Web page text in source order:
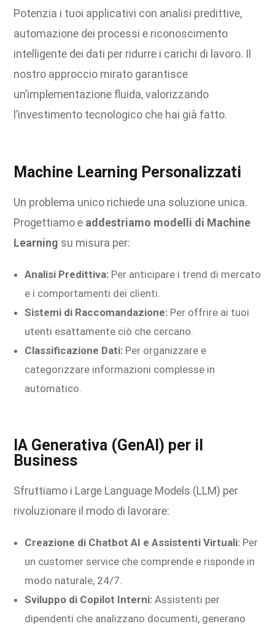
Potenzia i tuoi applicativi con analisi predittive,
automazione dei processi e riconoscimento
intelligente dei dati per ridurre i carichi di lavoro. Il
nostro approccio mirato garantisce
un’implementazione fluida, valorizzando
l’investimento tecnologico che hai già fatto.
Machine Learning Personalizzati
Un problema unico richiede una soluzione unica.
Progettiamo e addestriamo modelli di Machine
Learning su misura per:
Analisi Predittiva: Per anticipare i trend di mercato
e i comportamenti dei clienti.
Sistemi di Raccomandazione: Per offrire ai tuoi
utenti esattamente ciò che cercano.
Classificazione Dati: Per organizzare e
categorizzare informazioni complesse in
automatico.
IA Generativa (GenAI) per il
Business
Sfruttiamo i Large Language Models (LLM) per
rivoluzionare il modo di lavorare:
Creazione di Chatbot AI e Assistenti Virtuali: Per
un customer service che comprende e risponde in
modo naturale, 24/7.
Sviluppo di Copilot Interni: Assistenti per
dipendenti che analizzano documenti, generano